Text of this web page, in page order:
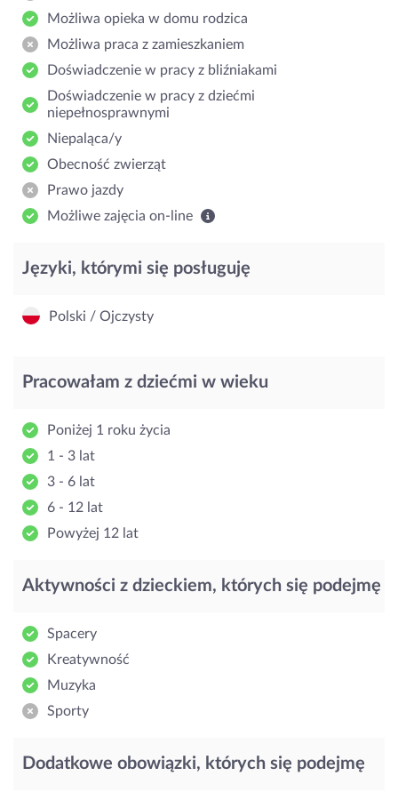
Możliwa opieka w domu rodzica
Możliwa praca z zamieszkaniem
Doświadczenie w pracy z bliźniakami
Doświadczenie w pracy z dziećmi
niepełnosprawnymi
Niepaląca/y
Obecność zwierząt
Prawo jazdy
Możliwe zajęcia on-line
Języki, którymi się posługuję
Polski / Ojczysty
Pracowałam z dziećmi w wieku
Poniżej 1 roku życia
1 - 3 lat
3 - 6 lat
6 - 12 lat
Powyżej 12 lat
Aktywności z dzieckiem, których się podejmę
Spacery
Kreatywność
Muzyka
Sporty
Dodatkowe obowiązki, których się podejmę